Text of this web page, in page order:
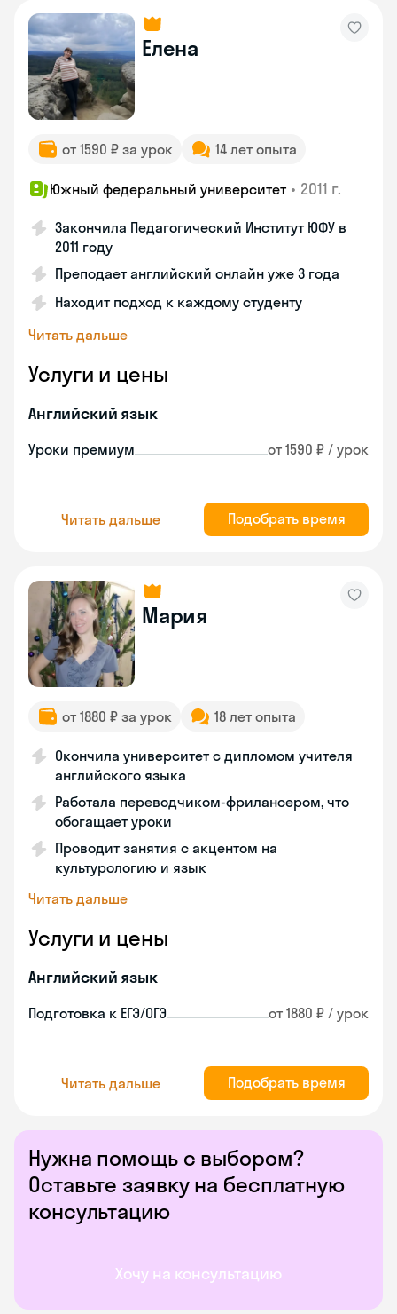
Нужна помощь с выбором?
Оставьте заявку на бесплатную
консультацию
Хочу на консультацию
Елена
от 1590 ₽ за урок 14 лет опыта
Южный федеральный университет • 2011 г.
Закончила Педагогический Институт ЮФУ в
2011 году
Преподает английский онлайн уже 3 года
Находит подход к каждому студенту
Читать дальше
Услуги и цены
Английский язык
Уроки премиум от 1590 ₽ / урок
Читать дальше Подобрать время
Мария
от 1880 ₽ за урок 18 лет опыта
Окончила университет с дипломом учителя
английского языка
Работала переводчиком-фрилансером, что
обогащает уроки
Проводит занятия с акцентом на
культурологию и язык
Читать дальше
Услуги и цены
Английский язык
Подготовка к ЕГЭ/ОГЭ от 1880 ₽ / урок
Читать дальше Подобрать время